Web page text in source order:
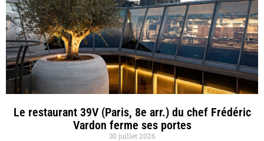
Le restaurant 39V (Paris, 8e arr.) du chef Frédéric
Vardon ferme ses portes
30 juillet 2026